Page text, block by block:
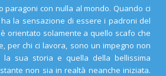
con nulla al mondo. Quando ci
la sensazione di essere i padroni del
orientato solamente a quello scafo che
per chi ci lavora, sono un impegno non
sua storia e quella della bellissima
non sia in realtà neanche iniziata.